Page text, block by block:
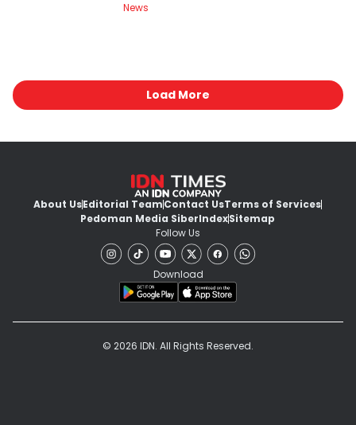
News
Load More
About UsEditorial TeamContact UsTerms of Services
Pedoman Media SiberIndexSitemap
Follow Us
Download
© 2026 IDN. All Rights Reserved.